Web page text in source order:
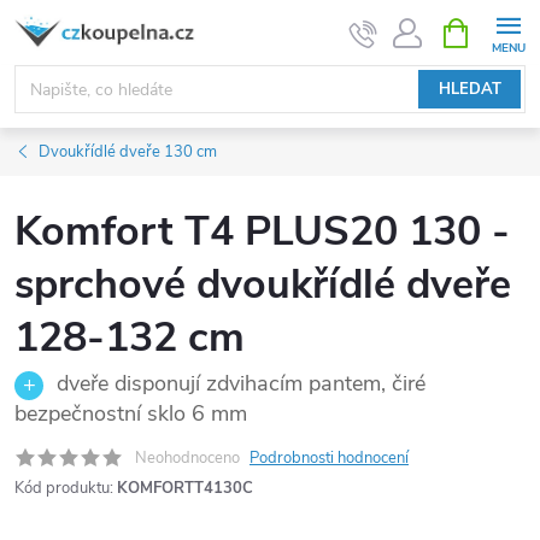
Přejít
obsah
HLEDAT
NÁKUPNÍ
KOŠÍK
Dvoukřídlé dveře 130 cm
Komfort T4 PLUS20 130 -
sprchové dvoukřídlé dveře
128-132 cm
dveře disponují zdvihacím pantem, čiré
bezpečnostní sklo 6 mm
Neohodnoceno Podrobnosti hodnocení
Kód produktu: KOMFORTT4130C